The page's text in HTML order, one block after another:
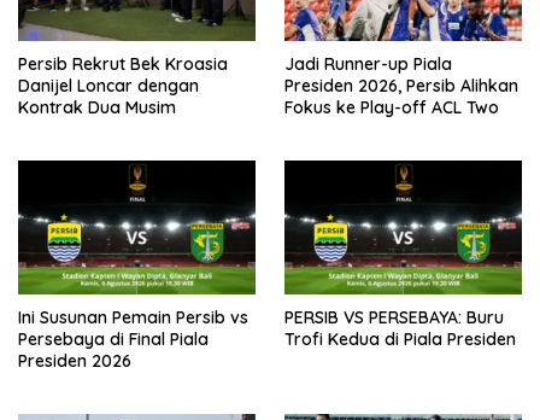
Persib Rekrut Bek Kroasia
Danijel Loncar dengan
Kontrak Dua Musim
Jadi Runner-up Piala
Presiden 2026, Persib Alihkan
Fokus ke Play-off ACL Two
Ini Susunan Pemain Persib vs
Persebaya di Final Piala
Presiden 2026
PERSIB VS PERSEBAYA: Buru
Trofi Kedua di Piala Presiden